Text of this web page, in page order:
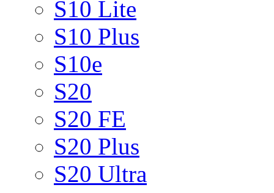
S10 Lite
S10 Plus
S10e
S20
S20 FE
S20 Plus
S20 Ultra